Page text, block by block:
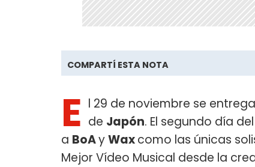
COMPARTÍ ESTA NOTA
E l 29 de noviembre se
de Japón. El segundo día
a BoAyWaxcomo las únicas
Mejor Vídeo Musical desde la